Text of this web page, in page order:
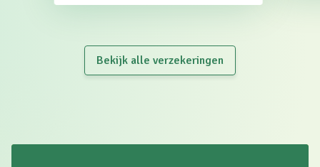
Bekijk alle verzekeringen